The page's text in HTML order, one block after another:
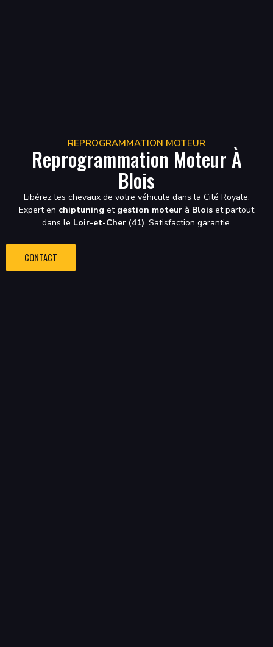
REPROGRAMMATION MOTEUR
Reprogrammation Moteur À
Blois
Libérez les chevaux de votre véhicule dans la Cité Royale.
Expert en chiptuning et gestion moteur à Blois et partout
dans le Loir-et-Cher (41). Satisfaction garantie.
CONTACT